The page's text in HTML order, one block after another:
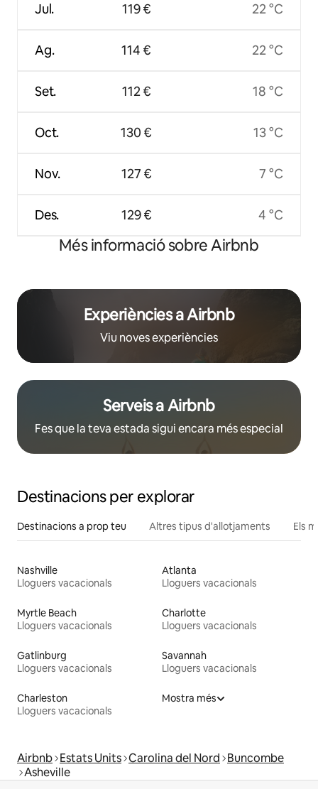
Jul.
Ag.
Set.
Oct.
Nov.
Des.
119 €
114 €
112 €
130 €
127 €
129 €
22 °C
22 °C
18 °C
13 °C
7 °C
4 °C
Més informació sobre Airbnb
Experiències a Airbnb
Viu noves experiències
Serveis a Airbnb
Fes que la teva estada sigui encara més especial
Destinacions per explorar
Destinacions a prop teu Altres tipus d'allotjaments Els
Nashville
Lloguers vacacionals
Atlanta
Lloguers vacacionals
Myrtle Beach
Lloguers vacacionals
Charlotte
Lloguers vacacionals
Gatlinburg
Lloguers vacacionals
Savannah
Lloguers vacacionals
Charleston
Lloguers vacacionals
Mostra més
Airbnb Estats Units Carolina del Nord Buncombe
Asheville